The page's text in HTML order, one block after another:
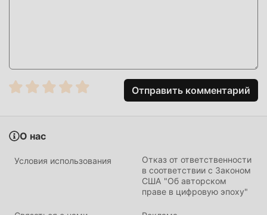
Отправить комментарий
О нас
Условия использования
Отказ от ответственности
в соответствии с Законом
США "Об авторском
праве в цифровую эпоху"